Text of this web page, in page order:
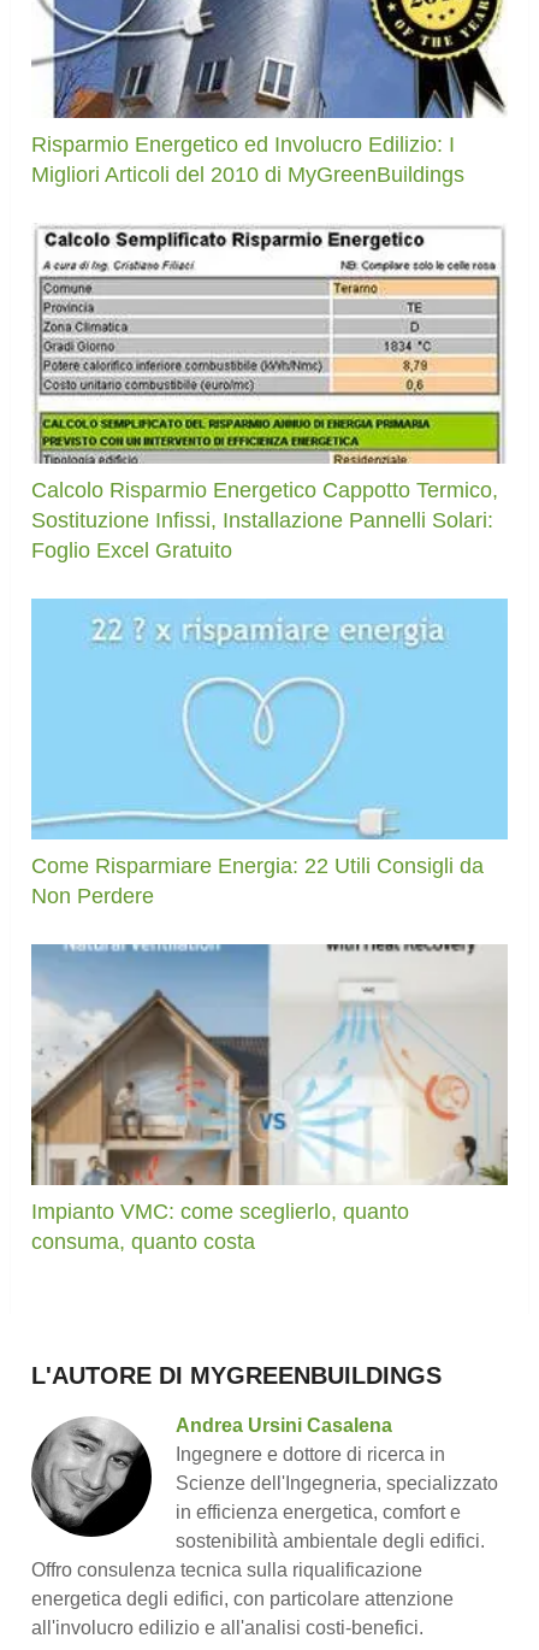
Risparmio Energetico ed Involucro Edilizio: I
Migliori Articoli del 2010 di MyGreenBuildings
Calcolo Risparmio Energetico Cappotto Termico,
Sostituzione Infissi, Installazione Pannelli Solari:
Foglio Excel Gratuito
Come Risparmiare Energia: 22 Utili Consigli da
Non Perdere
Impianto VMC: come sceglierlo, quanto
consuma, quanto costa
L'AUTORE DI MYGREENBUILDINGS
Andrea Ursini Casalena
Ingegnere e dottore di ricerca in
Scienze dell'Ingegneria, specializzato
in efficienza energetica, comfort e
sostenibilità ambientale degli edifici.
Offro consulenza tecnica sulla riqualificazione
energetica degli edifici, con particolare attenzione
all'involucro edilizio e all'analisi costi-benefici.